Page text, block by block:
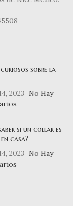
sobre la
2023
No Hay
si un collar es
casa?
2023
No Hay